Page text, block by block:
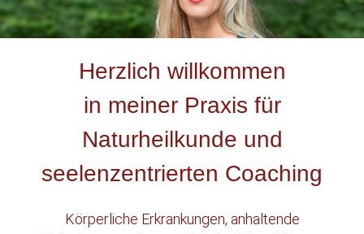
Herzlich willkommen
in meiner Praxis für
Naturheilkunde und
seelenzentrierten Coaching
Körperliche Erkrankungen, anhaltende